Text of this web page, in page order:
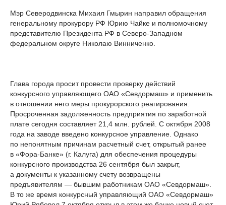
Мэр Северодвинска Михаил Гмырин направил обращения
генеральному прокурору РФ Юрию Чайке и полномочному
представителю Президента РФ в Северо-Западном
федеральном округе Николаю Винниченко.
Глава города просит провести проверку действий
конкурсного управляющего ОАО «Севдормаш» и применить
в отношении него меры прокурорского реагирования.
Просроченная задолженность предприятия по заработной
плате сегодня составляет 21,4 млн. рублей. С октября 2008
года на заводе введено конкурсное управление. Однако
по непонятным причинам расчетный счет, открытый ранее
в «Фора-Банке» (г. Калуга) для обеспечения процедуры
конкурсного производства 26 сентября был закрыт,
а документы к указанному счету возвращены
предъявителям — бывшим работникам ОАО «Севдормаш».
В то же время конкурсный управляющий ОАО «Севдормаш»